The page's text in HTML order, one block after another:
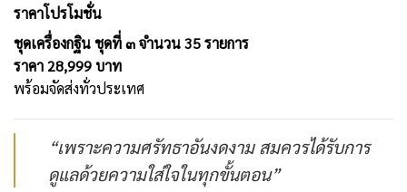
ราคาโปรโมชั่น
ชุดเครื่องกฐิน ชุดที่ ๓ จำนวน 35 รายการ
ราคา 28,999 บาท
พร้อมจัดส่งทั่วประเทศ
“เพราะความศรัทธาอันงดงาม สมควรได้รับการ
ดูแลด้วยความใส่ใจในทุกขั้นตอน”